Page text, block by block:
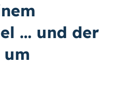
... und der